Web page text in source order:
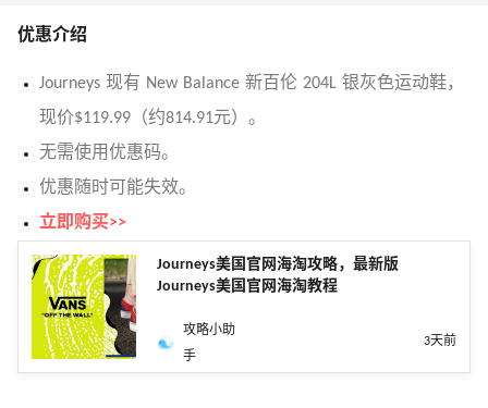
优惠介绍
Journeys 现有 New Balance 新百伦 204L 银灰色运动鞋，
现价$119.99（约814.91元）。
无需使用优惠码。
优惠随时可能失效。
立即购买>>
Journeys美国官网海淘攻略，最新版
Journeys美国官网海淘教程
攻略小助
手
3天前